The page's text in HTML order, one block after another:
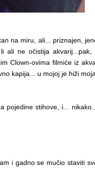
na miru, ali... priznajen,
ne očistija
Clown-ovima filmiće iz
kapija... u mojoj je hiži
stihove, i...
i gadno se mučio staviti